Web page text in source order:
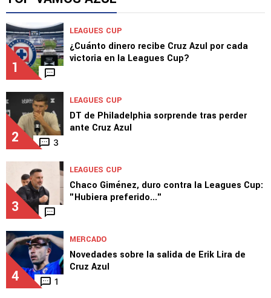
1
LEAGUES CUP
¿Cuánto dinero recibe Cruz Azul por cada
victoria en la Leagues Cup?
2 3
LEAGUES CUP
DT de Philadelphia sorprende tras perder
ante Cruz Azul
3
LEAGUES CUP
Chaco Giménez, duro contra la Leagues Cup:
"Hubiera preferido..."
4 1
MERCADO
Novedades sobre la salida de Erik Lira de
Cruz Azul